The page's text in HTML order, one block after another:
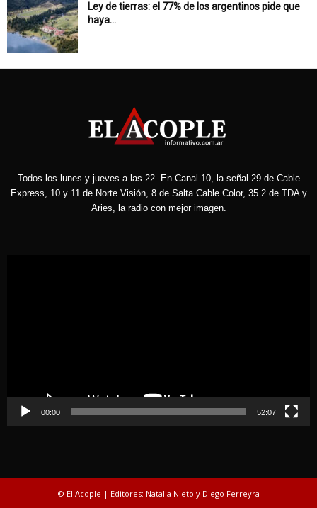
Ley de tierras: el 77% de los argentinos pide que
haya...
Todos los lunes y jueves a las 22. En Canal 10, la señal 29 de Cable
Express, 10 y 11 de Norte Visión, 8 de Salta Cable Color, 35.2 de TDA y
Aries, la radio con mejor imagen.
00:00 52:07
© El Acople | Editores: Natalia Nieto y Diego Ferreyra